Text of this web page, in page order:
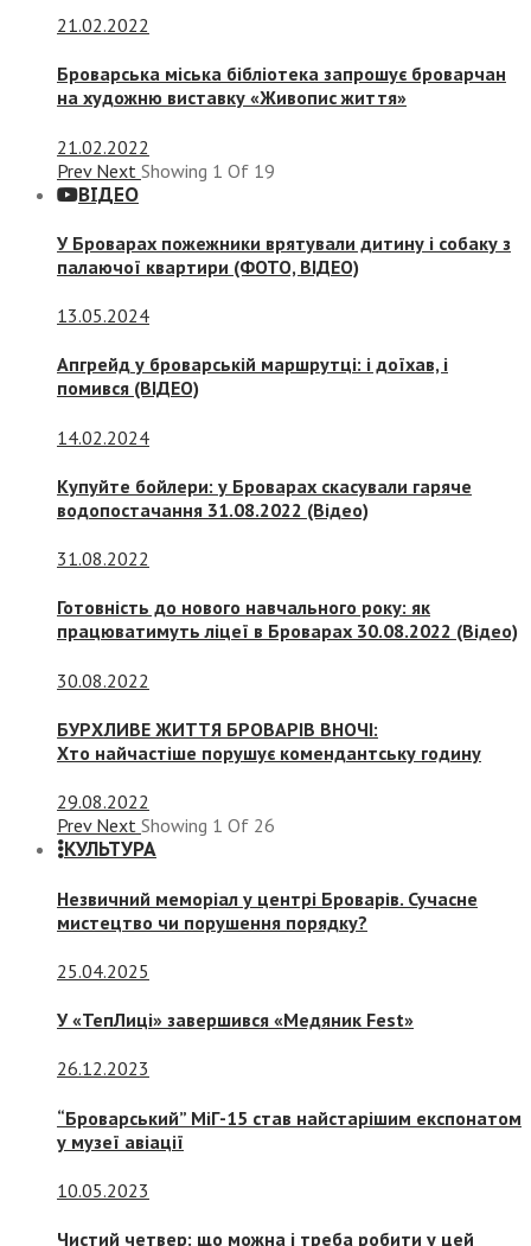
21.02.2022
Броварська міська бібліотека запрошує броварчан
на художню виставку «Живопис життя»
21.02.2022
Prev Next Showing 1 Of 19
ВІДЕО
У Броварах пожежники врятували дитину і собаку з
палаючої квартири (ФОТО, ВІДЕО)
13.05.2024
Апгрейд у броварській маршрутці: і доїхав, і
помився (ВІДЕО)
14.02.2024
Купуйте бойлери: у Броварах скасували гаряче
водопостачання 31.08.2022 (Відео)
31.08.2022
Готовність до нового навчального року: як
працюватимуть ліцеї в Броварах 30.08.2022 (Відео)
30.08.2022
БУРХЛИВЕ ЖИТТЯ БРОВАРІВ ВНОЧІ:
Хто найчастіше порушує комендантську годину
29.08.2022
Prev Next Showing 1 Of 26
КУЛЬТУРА
Незвичний меморіал у центрі Броварів. Сучасне
мистецтво чи порушення порядку?
25.04.2025
У «ТепЛиці» завершився «Медяник Fest»
26.12.2023
“Броварський” МіГ-15 став найстарішим експонатом
у музеї авіації
10.05.2023
Чистий четвер: що можна і треба робити у цей